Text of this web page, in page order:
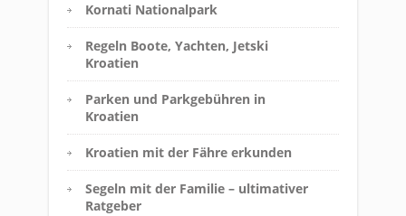
Kornati Nationalpark
Regeln Boote, Yachten, Jetski
Kroatien
Parken und Parkgebühren in
Kroatien
Kroatien mit der Fähre erkunden
Segeln mit der Familie – ultimativer
Ratgeber